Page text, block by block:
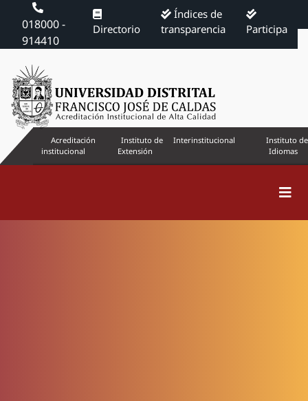
018000 -
914410
Directorio
Índices de
transparencia
Participa
Acreditación
institucional
Instituto de
Extensión
Interinstitucional
Instituto de
Idiomas